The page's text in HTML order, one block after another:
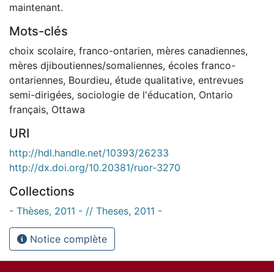
maintenant.
Mots-clés
choix scolaire, franco-ontarien, mères canadiennes,
mères djiboutiennes/somaliennes, écoles franco-
ontariennes, Bourdieu, étude qualitative, entrevues
semi-dirigées, sociologie de l'éducation, Ontario
français, Ottawa
URI
http://hdl.handle.net/10393/26233
http://dx.doi.org/10.20381/ruor-3270
Collections
- Thèses, 2011 - // Theses, 2011 -
Notice complète